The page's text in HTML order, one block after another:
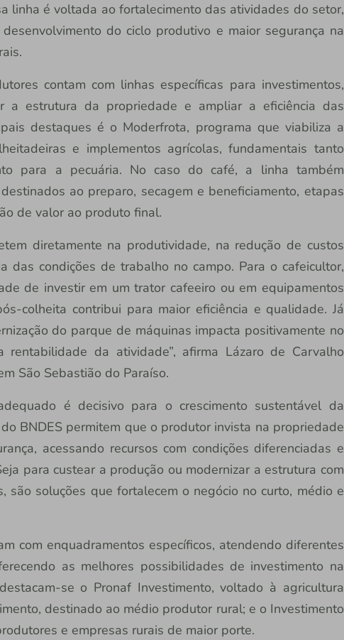
linha é voltada ao fortalecimento das atividades do setor,
do ciclo produtivo e maior segurança na
contam com linhas específicas para investimentos,
a estrutura da propriedade e ampliar a eficiência das
destaques é o Moderfrota, programa que viabiliza a
e implementos agrícolas, fundamentais tanto
para a pecuária. No caso do café, a linha também
ao preparo, secagem e beneficiamento, etapas
de valor ao produto final.
diretamente na produtividade, na redução de custos
das condições de trabalho no campo. Para o cafeicultor,
de investir em um trator cafeeiro ou em equipamentos
colheita contribui para maior eficiência e qualidade. Já
do parque de máquinas impacta positivamente no
rentabilidade da atividade”, afirma Lázaro de Carvalho
São Sebastião do Paraíso.
é decisivo para o crescimento sustentável da
BNDES permitem que o produtor invista na propriedade
acessando recursos com condições diferenciadas e
para custear a produção ou modernizar a estrutura com
são soluções que fortalecem o negócio no curto, médio e
com enquadramentos específicos, atendendo diferentes
as melhores possibilidades de investimento na
se o Pronaf Investimento, voltado à agricultura
destinado ao médio produtor rural; e o Investimento
e empresas rurais de maior porte.